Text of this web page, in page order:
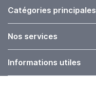
Catégories principales
Nos services
Informations utiles